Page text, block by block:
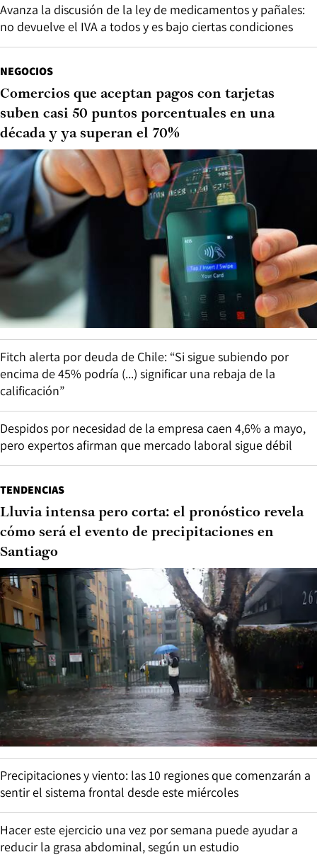
Avanza la discusión de la ley de medicamentos y pañales:
no devuelve el IVA a todos y es bajo ciertas condiciones
NEGOCIOS
Comercios que aceptan pagos con tarjetas
suben casi 50 puntos porcentuales en una
década y ya superan el 70%
Fitch alerta por deuda de Chile: “Si sigue subiendo por
encima de 45% podría (...) significar una rebaja de la
calificación”
Despidos por necesidad de la empresa caen 4,6% a mayo,
pero expertos afirman que mercado laboral sigue débil
TENDENCIAS
Lluvia intensa pero corta: el pronóstico revela
cómo será el evento de precipitaciones en
Santiago
Precipitaciones y viento: las 10 regiones que comenzarán a
sentir el sistema frontal desde este miércoles
Hacer este ejercicio una vez por semana puede ayudar a
reducir la grasa abdominal, según un estudio